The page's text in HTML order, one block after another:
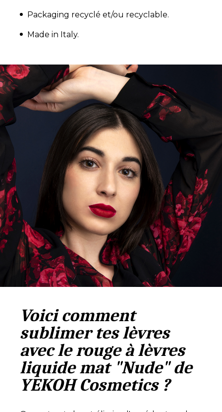
Packaging recyclé et/ou recyclable.
Made in Italy.
Voici comment
sublimer tes lèvres
avec le rouge à lèvres
liquide mat "Nude" de
YEKOH Cosmetics ?